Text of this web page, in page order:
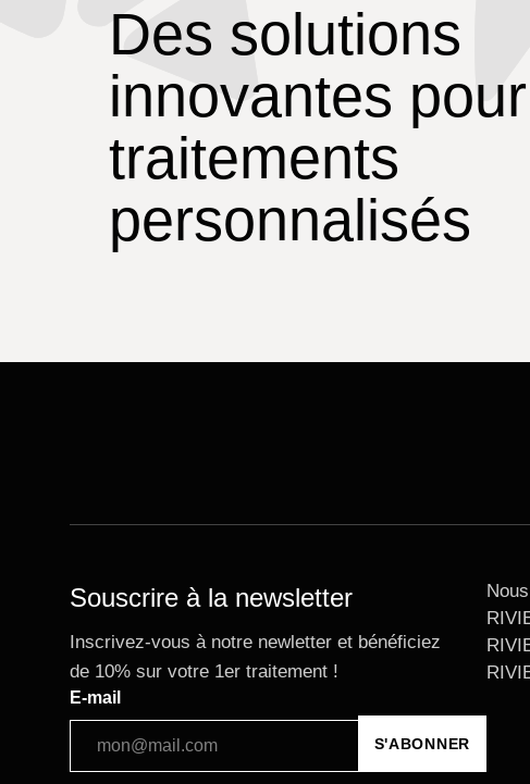
Des solutions
innovantes
traitements
personnalisés
Souscrire à la newsletter
Inscrivez-vous à notre newletter et bénéficiez
de 10% sur votre 1er traitement !
E-mail